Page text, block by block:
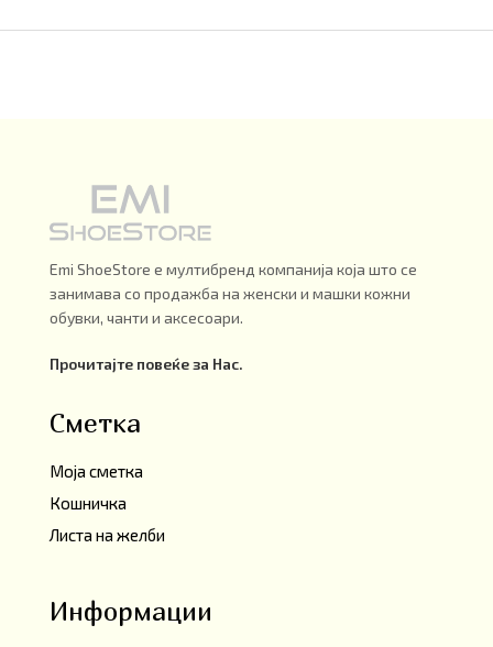
Emi ShoeStore е мултибренд компанија која што се
занимава со продажба на женски и машки кожни
обувки, чанти и аксесоари.
Прочитајте повеќе за Нас.
Сметка
Моја сметка
Кошничка
Листа на желби
Информации